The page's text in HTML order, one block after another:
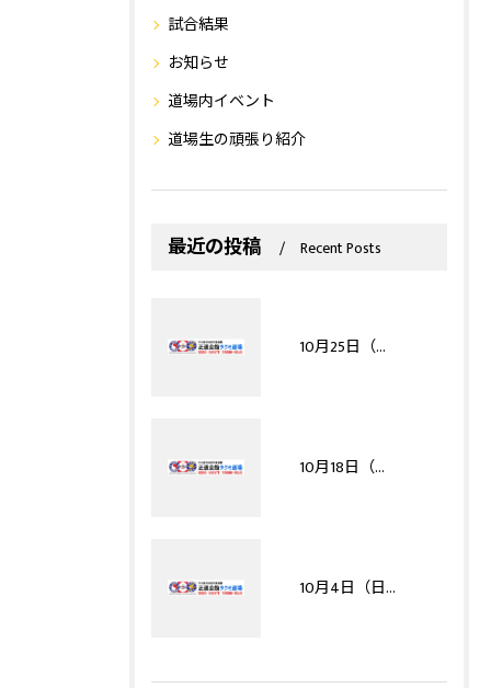
試合結果
お知らせ
道場内イベント
道場生の頑張り紹介
最近の投稿 Recent Posts
10月25日（日）白秀祭（※8/22申込〆切）
10月18日（日）【adidas予選】HAGAKURECUP2026（※8/8申込〆切）
10月4日（日）【REAL予選】リアルチャンピオンシップ九州ファイナルカップ（※8/12申込締切）